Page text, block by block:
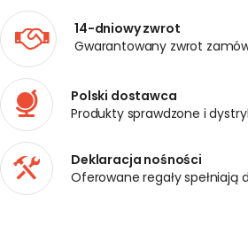
14-dniowy zwrot
Gwarantowany zwrot
Polski dostawca
Produkty sprawdzone i
Deklaracja nośności
Oferowane regały spełniają